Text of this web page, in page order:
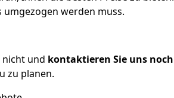
umgezogen werden muss.
nicht und kontaktieren Sie uns noch
zu planen.